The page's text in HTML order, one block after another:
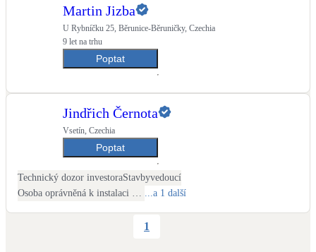
Kamna / krby
LED osvětlení
Vnitřní i venkovní
Retence deštové vody
Akumulace dešťovky
Zelená střecha
Vegetační střechy
Větrné elektrárny
Martin Jizba
U Rybníčku 25, Běrunice-Běruničky, Czechia
9 let na trhu
Poptat
Jindřich Černota
Vsetín, Czechia
Poptat
Technický dozor investoraStavbyvedoucí
...a 1 další
1